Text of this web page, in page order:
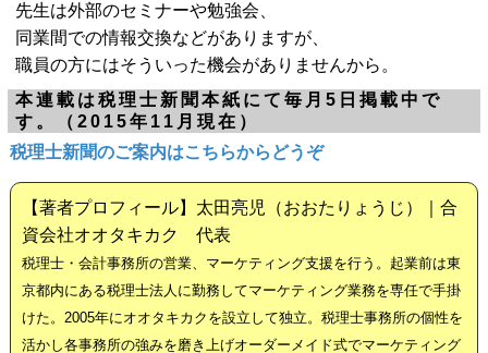
先生は外部のセミナーや勉強会、
同業間での情報交換などがありますが、
職員の方にはそういった機会がありませんから。
本連載は税理士新聞本紙にて毎月5日掲載中で
す。（2015年11月現在）
税理士新聞のご案内はこちらからどうぞ
【著者プロフィール】太田亮児（おおたりょうじ）｜合
資会社オオタキカク 代表
税理士・会計事務所の営業、マーケティング支援を行う。起業前は東
京都内にある税理士法人に勤務してマーケティング業務を専任で手掛
けた。2005年にオオタキカクを設立して独立。税理士事務所の個性を
活かし各事務所の強みを磨き上げオーダーメイド式でマーケティング